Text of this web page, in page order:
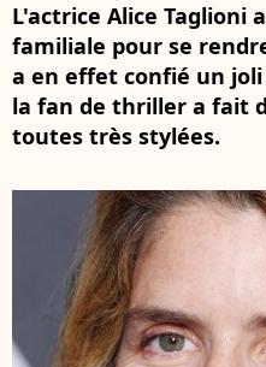
L'actrice Alice Taglioni
familiale pour se
a en effet confié un
la fan de thriller a fait
toutes très stylées.